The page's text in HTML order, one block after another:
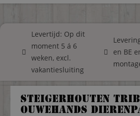
Levertijd: Op dit
moment 5 á 6
weken, excl.
vakantiesluiting
en BE
Steigerhouten
Ouwehands